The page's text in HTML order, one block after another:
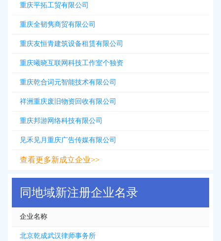
重庆平拓工贸有限公司
重庆全韧隽商贸有限公司
重庆友恒青建筑设备租赁有限公司
重庆曦晓互联网科技工作室个独资
重庆乾合词元智能技术有限公司
祥洲重庆废旧物资回收有限公司
重庆邦游网络科技有限公司
见禾见月重庆广告传媒有限公司
查看更多新成立企业>>
同地域新注册企业名录
企业名称
北京乾成武汉律师事务所